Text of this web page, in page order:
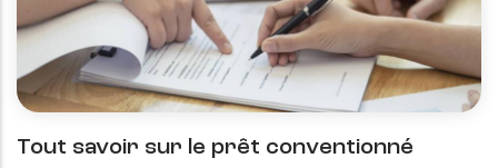
Tout savoir sur le prêt conventionné